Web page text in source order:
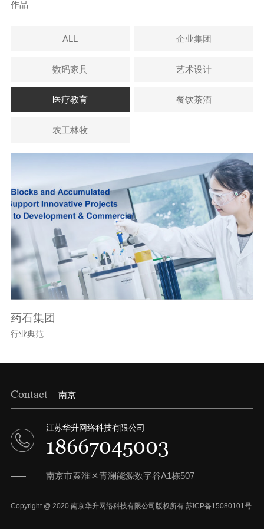
作品
ALL 企业集团
数码家具 艺术设计
医疗教育 餐饮茶酒
农工林牧
药石集团
行业典范
Contact 南京
江苏华升网络科技有限公司
18667045003
南京市秦淮区青澜能源数字谷A1栋507
Copyright @ 2020 南京华升网络科技有限公司版权所有 苏ICP备15080101号